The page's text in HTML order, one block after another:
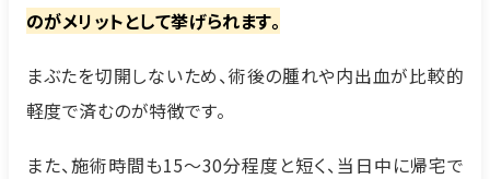
のがメリットとして挙げられます。
まぶたを切開しないため、術後の腫れや内出血が比較的
軽度で済むのが特徴です。
また、施術時間も15〜30分程度と短く、当日中に帰宅で